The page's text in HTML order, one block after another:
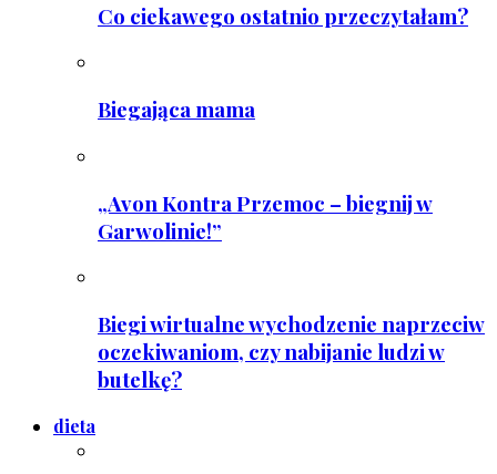
Co ciekawego ostatnio przeczytałam?
Biegająca mama
„Avon Kontra Przemoc – biegnij w
Garwolinie!”
Biegi wirtualne wychodzenie naprzeciw
oczekiwaniom, czy nabijanie ludzi w
butelkę?
dieta